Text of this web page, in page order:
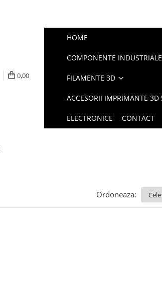
0,00
HOME
COMPONENTE INDUSTRIALE
FILAMENTE 3D
ACCESORII IMPRIMANTE 3D
ELECTRONICE CONTACT
Ordoneaza: